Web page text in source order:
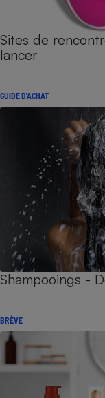
Sites de
lancer
GUIDE D'ACHAT
Shampooings -
BRÈVE